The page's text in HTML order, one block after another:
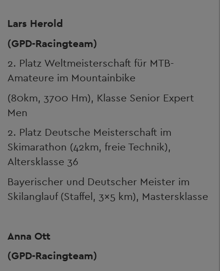
Lars Herold
(GPD-Racingteam)
2. Platz Weltmeisterschaft für MTB-
Amateure im Mountainbike
(80km, 3700 Hm), Klasse Senior Expert
Men
2. Platz Deutsche Meisterschaft im
Skimarathon (42km, freie Technik),
Altersklasse 36
Bayerischer und Deutscher Meister im
Skilanglauf (Staffel, 3x5 km), Mastersklasse
Anna Ott
(GPD-Racingteam)